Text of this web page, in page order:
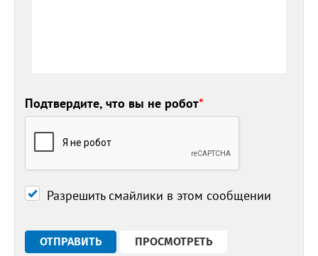
Подтвердите, что вы не робот*
Разрешить смайлики в этом сообщении